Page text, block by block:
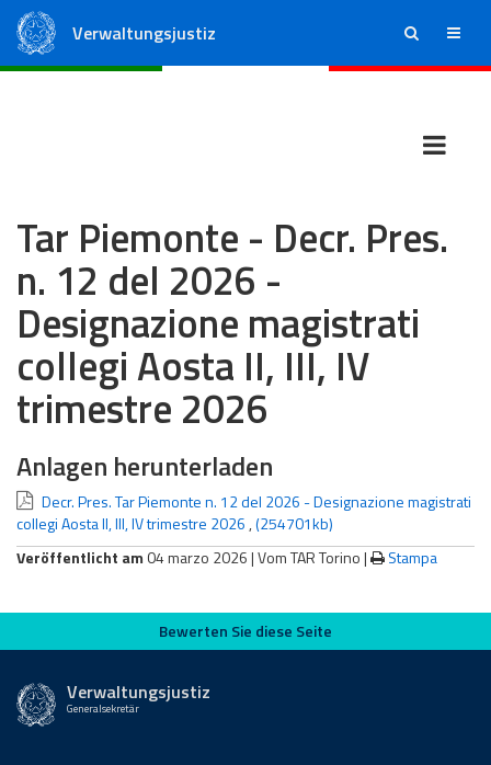
Verwaltungsjustiz ricerca menu
Tar Piemonte - Decr. Pres.
n. 12 del 2026 -
Designazione magistrati
collegi Aosta II, III, IV
trimestre 2026
Anlagen herunterladen
Decr. Pres. Tar Piemonte n. 12 del 2026 - Designazione magistrati
collegi Aosta II, III, IV trimestre 2026 ,(254701kb)
Veröffentlicht am 04 marzo 2026 |Vom TAR Torino| Stampa
Bewerten Sie diese Seite
Bewerten Sie diese Seite
Verwaltungsjustiz
Generalsekretär